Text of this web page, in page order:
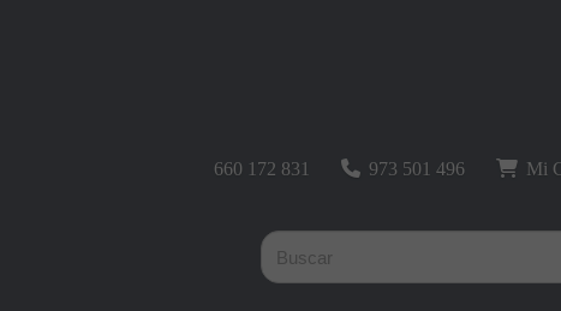
660 172 831 973 501 496 Mi